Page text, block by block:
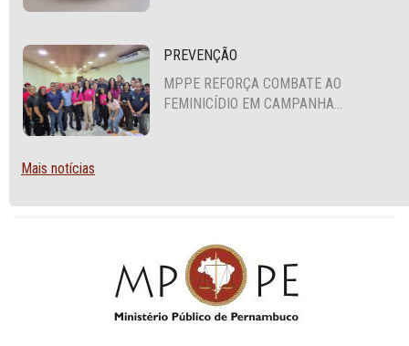
PREVENÇÃO
MPPE REFORÇA COMBATE AO
FEMINICÍDIO EM CAMPANHA
Mais notícias